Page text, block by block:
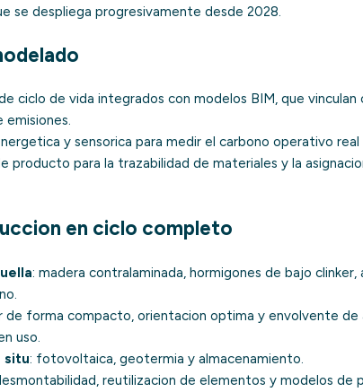
se despliega progresivamente desde 2028.
ciclo de vida integrados con modelos BIM, que
emisiones.
y sensorica para medir el carbono operativo real
producto para la trazabilidad de materiales y la
en ciclo completo
: madera contralaminada, hormigones de bajo
de forma compacto, orientacion optima y envolvente de
uso.
situ: fotovoltaica, geotermia y almacenamiento.
reutilizacion de elementos y modelos de